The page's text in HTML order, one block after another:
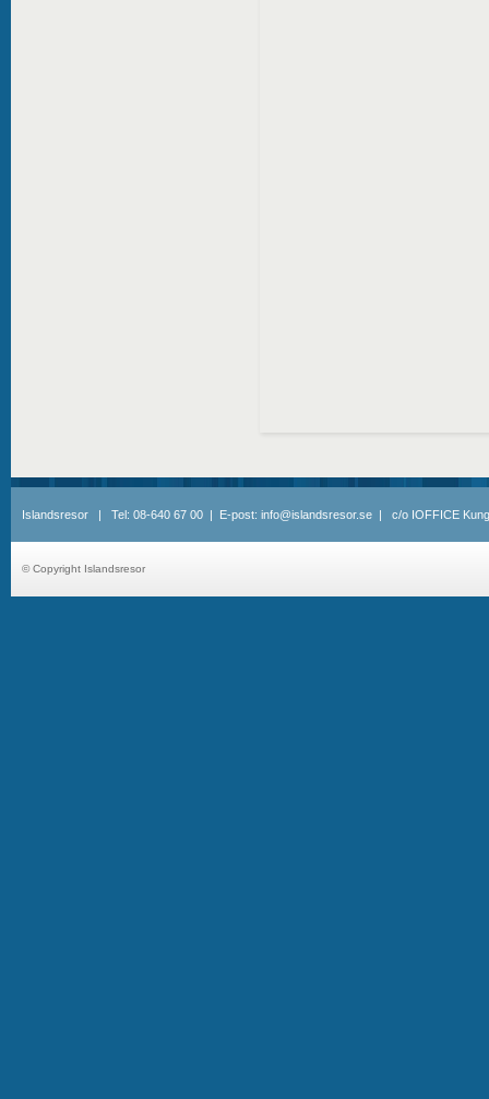
Islandsresor | Tel: 08-640 67 00 | E-post: info@islandsresor.se | c/o IOFFICE
© Copyright Islandsresor